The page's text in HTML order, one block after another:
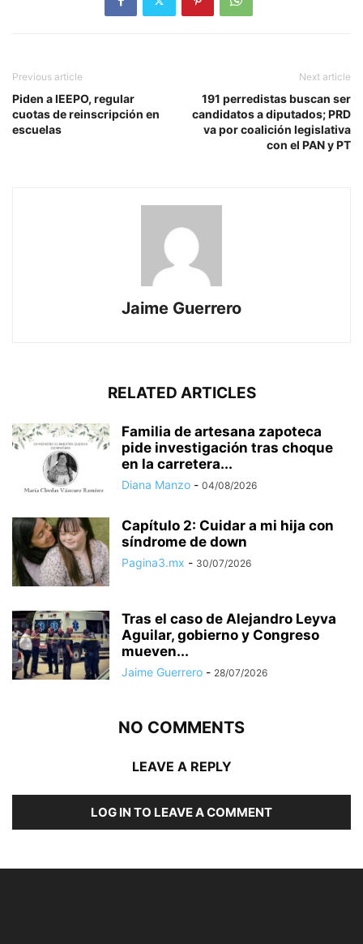
Previous article
Piden a IEEPO, regular
cuotas de reinscripción en
escuelas
Next article
191 perredistas buscan ser
candidatos a diputados; PRD
va por coalición legislativa
con el PAN y PT
Jaime Guerrero
RELATED ARTICLES
Familia de artesana zapoteca
pide investigación tras choque
en la carretera...
Diana Manzo - 04/08/2026
Capítulo 2: Cuidar a mi hija con
síndrome de down
Pagina3.mx - 30/07/2026
Tras el caso de Alejandro Leyva
Aguilar, gobierno y Congreso
mueven...
Jaime Guerrero - 28/07/2026
NO COMMENTS
LEAVE A REPLY
LOG IN TO LEAVE A COMMENT